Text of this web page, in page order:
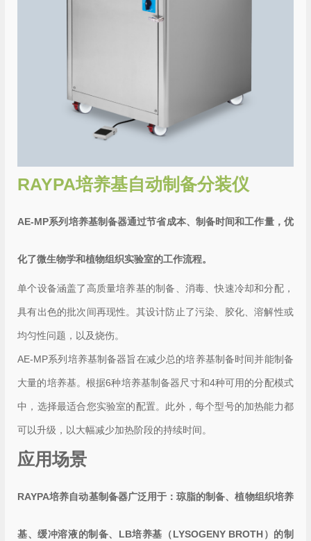
RAYPA培养基自动制备分装仪
AE-MP系列培养基制备器通过节省成本、制备时间和工作量，优
化了微生物学和植物组织实验室的工作流程。
单个设备涵盖了高质量培养基的制备、消毒、快速冷却和分配，
具有出色的批次间再现性。其设计防止了污染、胶化、溶解性或
均匀性问题，以及烧伤。
AE-MP系列培养基制备器旨在减少总的培养基制备时间并能制备
大量的培养基。根据6种培养基制备器尺寸和4种可用的分配模式
中，选择最适合您实验室的配置。此外，每个型号的加热能力都
可以升级，以大幅减少加热阶段的持续时间。
应用场景
RAYPA培养自动基制备器广泛用于：琼脂的制备、植物组织培养
基、缓冲溶液的制备、LB培养基（LYSOGENY BROTH）的制